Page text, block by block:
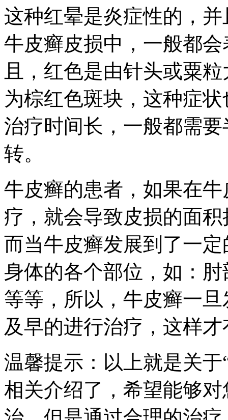
这种红晕是炎症性的，
牛皮癣皮损中，一般都
且，红色是由针头或粟
为棕红色斑块，这种症
治疗时间长，一般都需
转。
牛皮癣的患者，如果在
疗，就会导致皮损的面
而当牛皮癣发展到了一
身体的各个部位，如：
等等，所以，牛皮癣一
及早的进行治疗，这样
温馨提示：以上就是关
相关介绍了，希望能够